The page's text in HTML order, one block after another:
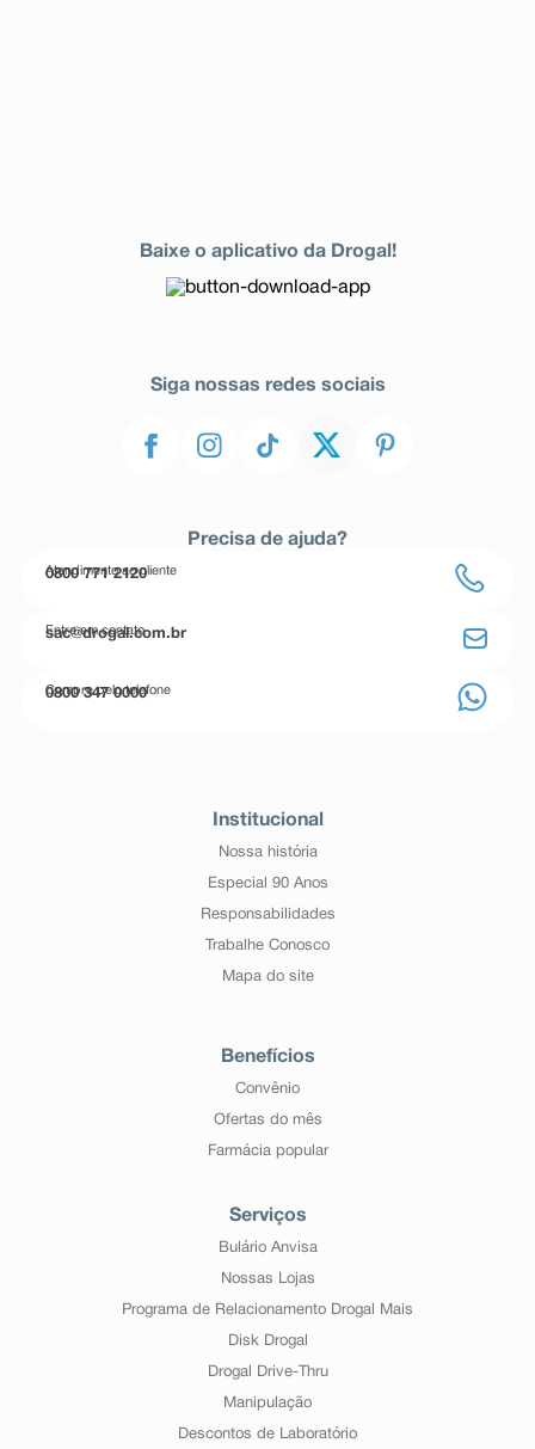
Baixe o aplicativo da Drogal!
Siga nossas redes sociais
Precisa de ajuda?
Atendimento ao cliente
0800 771 2120
Entre em contato
sac@drogal.com.br
Compre pelo telefone
0800 347 0000
Institucional
Nossa história
Especial 90 Anos
Responsabilidades
Trabalhe Conosco
Mapa do site
Benefícios
Convênio
Ofertas do mês
Farmácia popular
Serviços
Bulário Anvisa
Nossas Lojas
Programa de Relacionamento Drogal Mais
Disk Drogal
Drogal Drive-Thru
Manipulação
Descontos de Laboratório